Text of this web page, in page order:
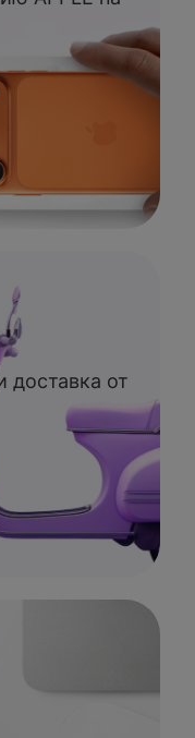
доставка от